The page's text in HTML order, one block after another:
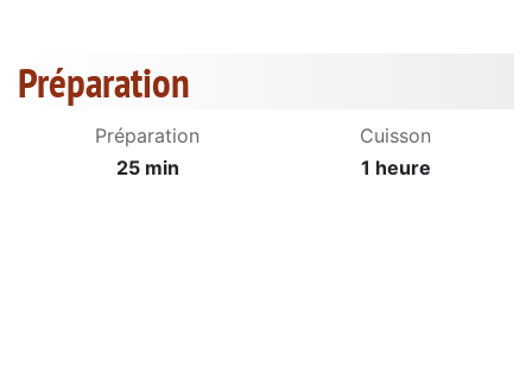
Préparation
Préparation
25 min
Cuisson
1 heure